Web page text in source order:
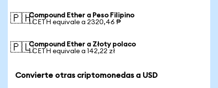
🇵🇭Compound Ether a Peso Filipino
1 CETH equivale a 2320,46 ₱
🇵🇱Compound Ether a Złoty polaco
1 CETH equivale a 142,22 zł
Convierte otras criptomonedas a USD